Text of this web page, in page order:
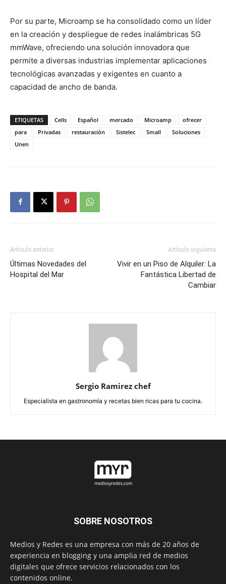
Por su parte, Microamp se ha consolidado como un líder
en la creación y despliegue de redes inalámbricas 5G
mmWave, ofreciendo una solución innovadora que
permite a diversas industrias implementar aplicaciones
tecnológicas avanzadas y exigentes en cuanto a
capacidad de ancho de banda.
ETIQUETAS Cells Español mercado Microamp
ofrecer
para
Privadas restauración Sistelec Small
Soluciones
Unen
Artículo anterior
Últimas Novedades del
Hospital del Mar
Artículo siguiente
Vivir en un Piso de Alquiler: La
Fantástica Libertad de
Cambiar
Sergio Ramirez chef
Especialista en gastronomía y recetas bien ricas para tu cocina.
SOBRE NOSOTROS
Medios y Redes es una empresa con más de 20 años de
experiencia en blogging y una amplia red de medios
digitales que ofrece servicios relacionados con los
contenidos online.